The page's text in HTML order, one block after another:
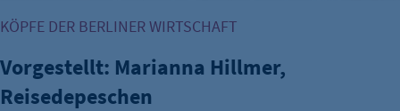
Es erlaubt eTracker Cookies zu setzen.
Cookie Laufzeit:
480 Tage
KÖPFE DER BERLINER WIRTSCHAFT
Vorgestellt: Marianna Hillmer,
Reisedepeschen